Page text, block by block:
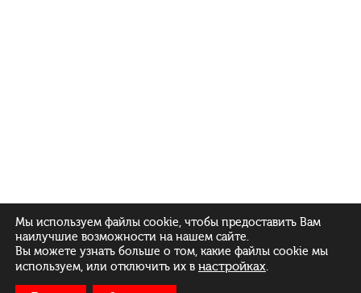
Мы используем файлы cookie, чтобы предоставить Вам
наилучшие возможности на нашем сайте.
Вы можете узнать больше о том, какие файлы cookie мы
используем, или отключить их в настройках.